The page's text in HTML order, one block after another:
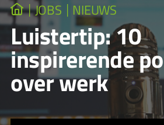
JOBS NIEUWS
Luistertip: 10
inspirerende
over werk